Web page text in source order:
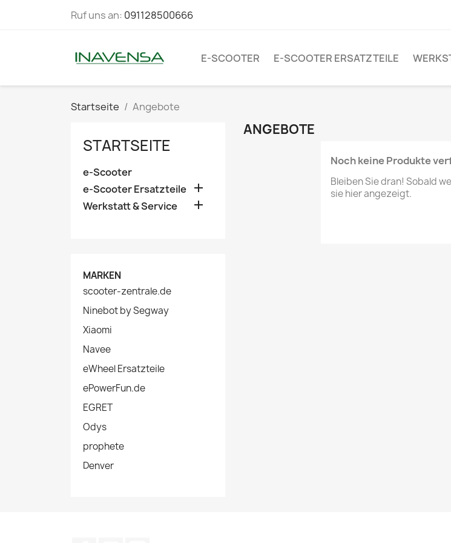
Ruf uns an: 091128500666
E-SCOOTER E-SCOOTER ERSATZTEILE
Startseite Angebote
STARTSEITE
e-Scooter
e-Scooter Ersatzteile 
Werkstatt & Service 
MARKEN
scooter-zentrale.de
Ninebot by Segway
Xiaomi
Navee
eWheel Ersatzteile
ePowerFun.de
EGRET
Odys
prophete
Denver
ANGEBOTE
Noch keine Produkte
Bleiben Sie dran! Sobald
sie hier angezeigt.